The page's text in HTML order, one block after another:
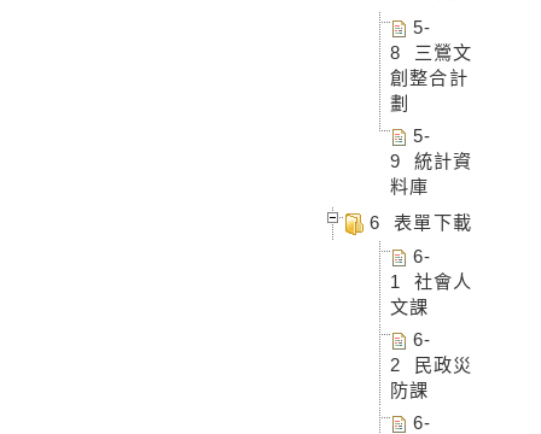
5-
8 三鶯文
創整合計
劃
5-
9 統計資
料庫
6 表單下載
6-
1 社會人
文課
6-
2 民政災
防課
6-